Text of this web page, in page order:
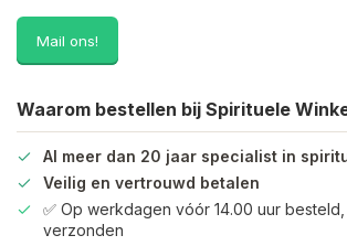
Mail ons!
Waarom bestellen bij Spirituele
Al meer dan 20 jaar specialist in
Veilig en vertrouwd betalen
✅ Op werkdagen vóór 14.00 uur
verzonden